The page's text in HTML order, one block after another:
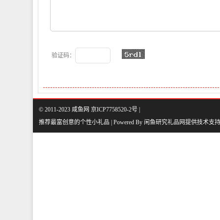
验证码：
© 2011-2023 咸鱼网 京ICP7758520-2号 |
推荐最富创意的个性小礼品 | Powered By 闲鱼研究礼品网提供技术支持